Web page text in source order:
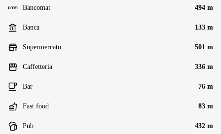
Bancomat 494 m
Banca 133 m
Supermercato 501 m
Caffetteria 336 m
Bar 76 m
Fast food 83 m
Pub 432 m